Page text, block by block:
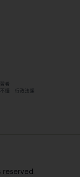
者
懂 行政法類
reserved.